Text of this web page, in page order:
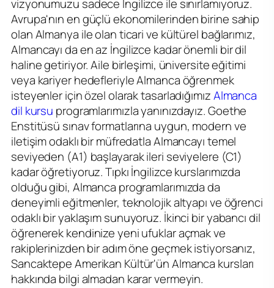
vizyonumuzu sadece İngilizce ile sınırlamıyoruz.
Avrupa'nın en güçlü ekonomilerinden birine sahip
olan Almanya ile olan ticari ve kültürel bağlarımız,
Almancayı da en az İngilizce kadar önemli bir dil
haline getiriyor. Aile birleşimi, üniversite eğitimi
veya kariyer hedefleriyle Almanca öğrenmek
isteyenler için özel olarak tasarladığımızAlmanca
dil kursu programlarımızla yanınızdayız. Goethe
Enstitüsü sınav formatlarına uygun, modern ve
iletişim odaklı bir müfredatla Almancayı temel
seviyeden (A1) başlayarak ileri seviyelere (C1)
kadar öğretiyoruz. Tıpkı İngilizce kurslarımızda
olduğu gibi, Almanca programlarımızda da
deneyimli eğitmenler, teknolojik altyapı ve öğrenci
odaklı bir yaklaşım sunuyoruz. İkinci bir yabancı dil
öğrenerek kendinize yeni ufuklar açmak ve
rakiplerinizden bir adım öne geçmek istiyorsanız,
Sancaktepe Amerikan Kültür'ün Almanca kursları
hakkında bilgi almadan karar vermeyin.